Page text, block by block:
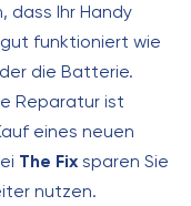
dass Ihr Handy
funktioniert wie
die Batterie.
Reparatur ist
eines neuen
The Fix sparen Sie
nutzen.